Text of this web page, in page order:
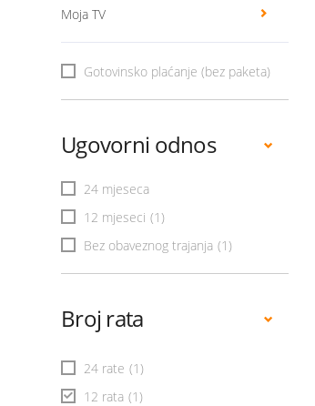
Moja TV
Gotovinsko plaćanje (bez paketa)
Ugovorni odnos
24 mjeseca
12 mjeseci (1)
Bez obaveznog trajanja (1)
Broj rata
24 rate (1)
12 rata (1)